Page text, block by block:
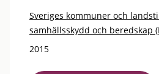
Sveriges kommuner och
samhällsskydd och beredskap
2015